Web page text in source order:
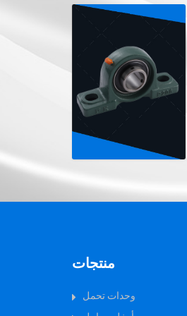
منتجات
وحدات تحمل